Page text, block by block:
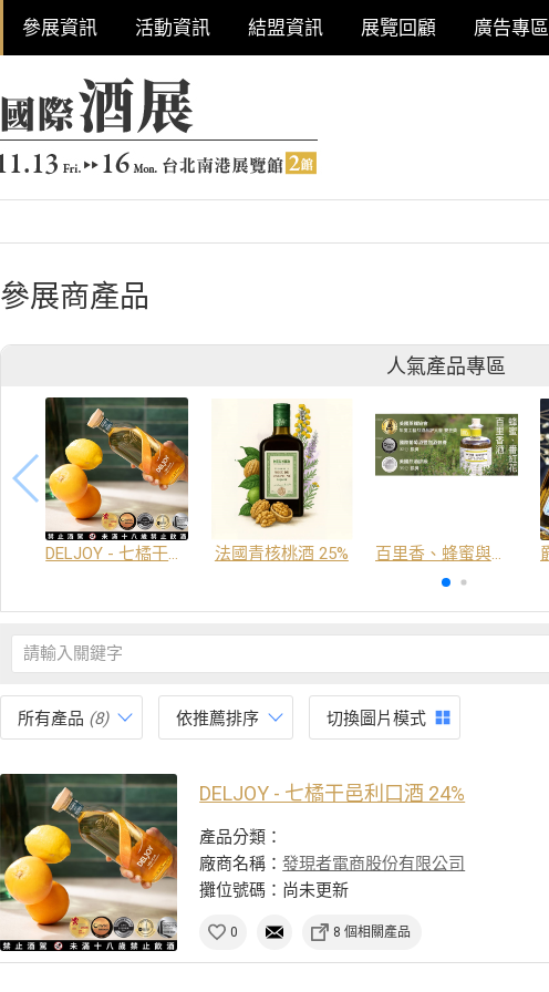
參展資訊 活動資訊 結盟資訊 展覽回顧 廣告專區
參展商產品
人氣產品專區
DELJOY - 七橘干邑利口酒 24% 法國青核桃酒 25% 百里香、蜂蜜與番紅花酒
所有產品 (8) 依推薦排序 切換圖片模式
DELJOY - 七橘干邑利口酒 24%
產品分類：
廠商名稱：發現者電商股份有限公司
攤位號碼：尚未更新
0 8 個相關產品